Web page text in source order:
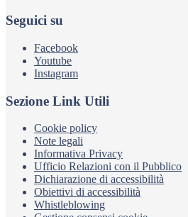
Seguici su
Facebook
Youtube
Instagram
Sezione Link Utili
Cookie policy
Note legali
Informativa Privacy
Ufficio Relazioni con il Pubblico
Dichiarazione di accessibilità
Obiettivi di accessibilità
Whistleblowing